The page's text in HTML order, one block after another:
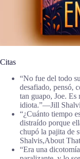
Citas
“No fue del todo
desafiado, pensó,
tan guapo, Joe. Es
idiota.”―Jill
“¿Cuánto tiempo
distraído porque
chupó la pajita de
Shalvis,About
“Era una